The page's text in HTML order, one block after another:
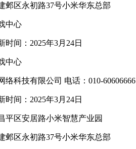
邺区永初路37号小米华东总部
中心
时间：2025年3月24日
中心
络科技有限公司 电话：010-60606666
时间：2025年3月24日
平区安居路小米智慧产业园
邺区永初路37号小米华东总部